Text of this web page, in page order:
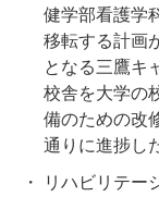
健学部看護学
移転する計画
となる三鷹キ
校舎を大学の
備のための改
通りに進捗し
リハビリテー